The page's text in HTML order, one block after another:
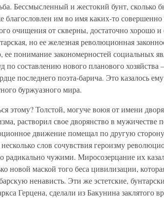
Бессмысленный и жестокий бунт, сколько
благословлен им во имя каких-то
очищения от скверны, достаточно хорошо
но ее железная революционная
ее понимание закономерностей социальных
по составлению нового планового хозяйства
последнего поэта-барича. Это казалось
буржуазного мира.
этому? Толстой, могуче воюя от имени
растворил свое дворянство в мужичестве
движение помещал по другую
слов сочувствия героизму
радикально чужими. Миросозерцание их
новой маской того беса цивилизации,
ненависть. Эти же эстетские,
Герцена, сделали из Бакунина заклятого